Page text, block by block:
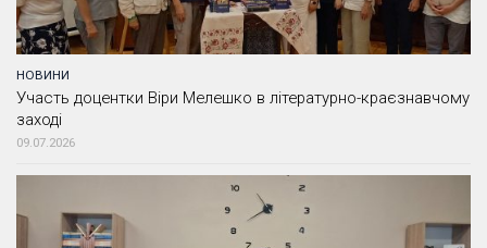
НОВИНИ
Участь доцентки Віри Мелешко в літературно-краєзнавчому
заході
09.07.2026